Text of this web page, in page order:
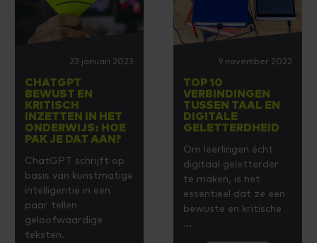
23 januari 2023
CHATGPT
BEWUST EN
KRITISCH
INZETTEN IN HET
ONDERWIJS: HOE
PAK JE DAT AAN?
ChatGPT schrijft op
basis van kunstmatige
intelligentie in een
paar tellen
geloofwaardige
teksten.
9 november 2022
TOP 10
VERBINDINGEN
TUSSEN TAAL EN
DIGITALE
GELETTERDHEID
Om leerlingen écht
digitaal geletterder
te maken, is het
essentieel dat ze een
bewuste en kritische
...